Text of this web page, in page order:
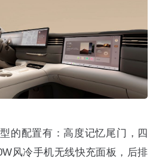
的配置有：高度记忆尾门，四
风冷手机无线快充面板，后排